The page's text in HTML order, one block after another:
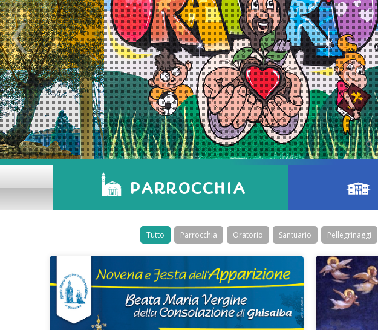
PARROCCHIA
Tutto Parrocchia Oratorio Santuario Pellegrinaggi